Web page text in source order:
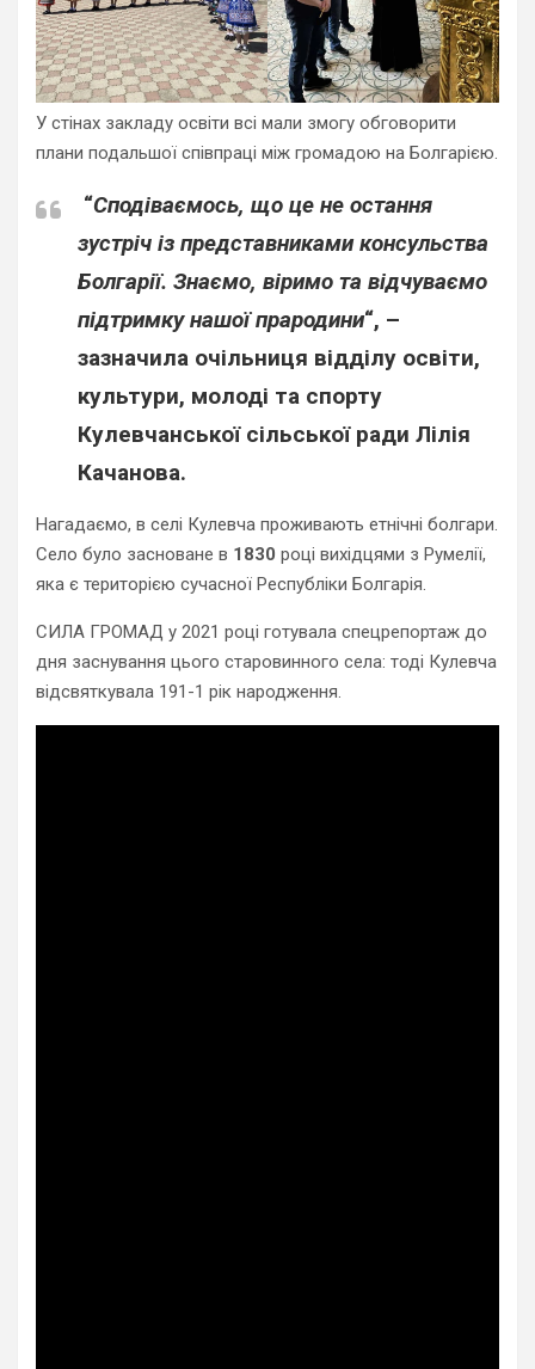
У стінах закладу освіти всі мали змогу обговорити
плани подальшої співпраці між громадою на Болгарією.
“Сподіваємось, що це не остання
зустріч із представниками консульства
Болгарії. Знаємо, віримо та відчуваємо
підтримку нашої прародини“, –
зазначила очільниця відділу освіти,
культури, молоді та спорту
Кулевчанської сільської ради Лілія
Качанова.
Нагадаємо, в селі Кулевча проживають етнічні болгари.
Село було засноване в 1830 році вихідцями з Румелії,
яка є територією сучасної Республіки Болгарія.
СИЛА ГРОМАД у 2021 році готувала спецрепортаж до
дня заснування цього старовинного села: тоді Кулевча
відсвяткувала 191-1 рік народження.